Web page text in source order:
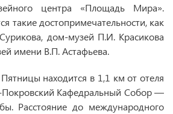
центра «Площадь Мира».
такие достопримечательности, как
дом-музей П.И. Красикова
имени В.П. Астафьева.
находится в 1,1 км от отеля
Кафедральный Собор —
Расстояние до международного